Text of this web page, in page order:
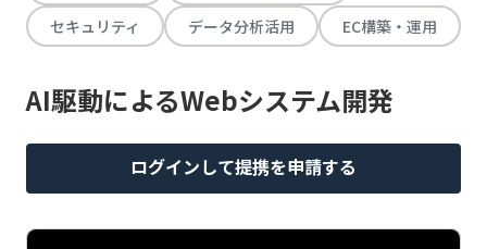
セキュリティ
データ分析活用 EC構築・運用
AI駆動によるWebシステム開発
ログインして提携を申請する